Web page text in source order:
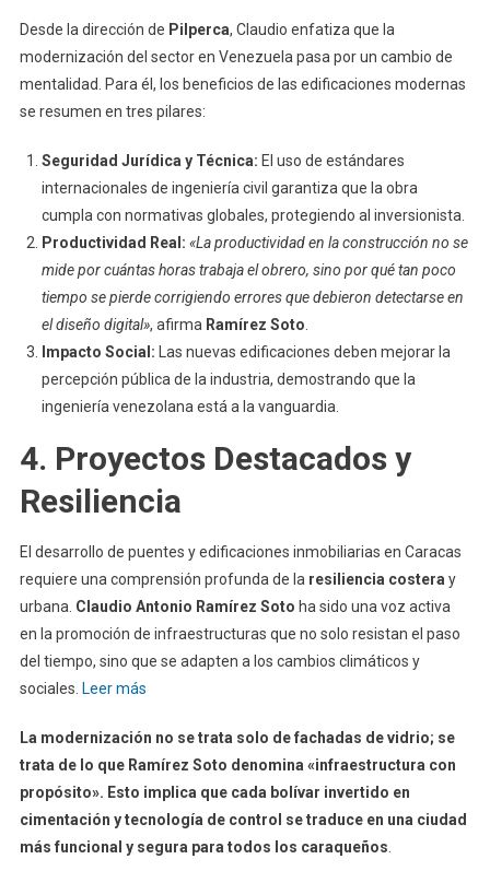
Desde la dirección de Pilperca, Claudio enfatiza que la
modernización del sector en Venezuela pasa por un cambio de
mentalidad. Para él, los beneficios de las edificaciones modernas
se resumen en tres pilares:
Seguridad Jurídica y Técnica: El uso de estándares
internacionales de ingeniería civil garantiza que la obra
cumpla con normativas globales, protegiendo al inversionista.
Productividad Real: «La productividad en la construcción no se
mide por cuántas horas trabaja el obrero, sino por qué tan poco
tiempo se pierde corrigiendo errores que debieron detectarse en
el diseño digital», afirma Ramírez Soto
Impacto Social: Las nuevas edificaciones deben mejorar la
percepción pública de la industria, demostrando que la
ingeniería venezolana está a la vanguardia.
4. Proyectos Destacados y
Resiliencia
El desarrollo de puentes y edificaciones inmobiliarias en Caracas
requiere una comprensión profunda de la resiliencia costera y
urbana. Claudio Antonio Ramírez Soto ha sido una voz activa
en la promoción de infraestructuras que no solo resistan el paso
del tiempo, sino que se adapten a los cambios climáticos y
sociales. Leer más
La modernización no se trata solo de fachadas de vidrio; se
trata de lo que Ramírez Soto denomina «infraestructura con
propósito». Esto implica que cada bolívar invertido en
cimentación y tecnología de control se traduce en una ciudad
más funcional y segura para todos los caraqueños